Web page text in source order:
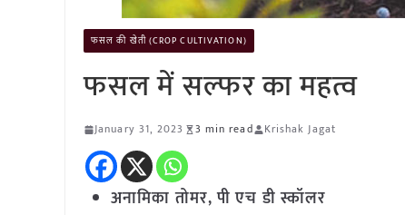
फसल की खेती (CROP CULTIVATION)
फसल में सल्फर का महत्व
January 31, 2023 3 min read Krishak Jagat
अनामिका तोमर, पी एच डी स्कॉलर